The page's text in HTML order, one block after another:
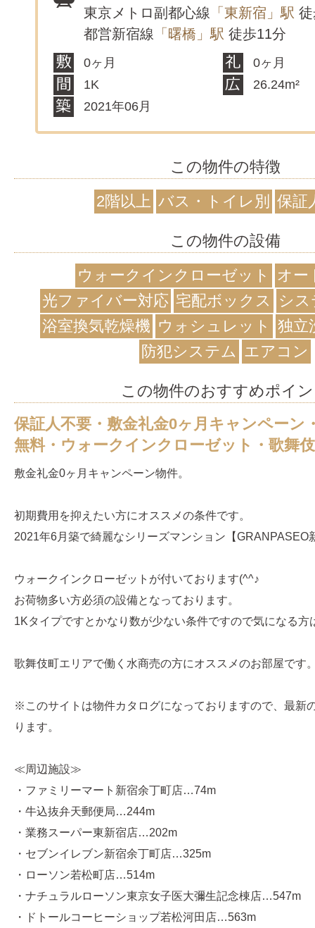
東京メトロ副都心線 「東新宿」駅
都営新宿線 「曙橋」駅 徒歩11分
0ヶ月
0ヶ月
1K
26.24m²
2021年06月
この物件の特徴
2階以上 バス・トイレ別 保証
この物件の設備
ウォークインクローゼット
オー
光ファイバー対応 宅配ボックス
シ
浴室換気乾燥機 ウォシュレット
独立
防犯システム エアコン
この物件のおすすめポイ
保証人不要・敷金礼金0ヶ月キャンペーン
無料・ウォークインクローゼット・歌舞
敷金礼金0ヶ月キャンペーン物件。
初期費用を抑えたい方にオススメの条件です。
2021年6月築で綺麗なシリーズマンション【GRANPASEO
ウォークインクローゼットが付いております(^^♪
お荷物多い方必須の設備となっております。
1Kタイプですとかなり数が少ない条件ですので気になる方
歌舞伎町エリアで働く水商売の方にオススメのお部屋です
※このサイトは物件カタログになっておりますので、最新
ります。
≪周辺施設≫
・ファミリーマート新宿余丁町店…74m
・牛込抜弁天郵便局…244m
・業務スーパー東新宿店…202m
・セブンイレブン新宿余丁町店…325m
・ローソン若松町店…514m
・ナチュラルローソン東京女子医大彌生記念棟店…547m
・ドトールコーヒーショップ若松河田店…563m